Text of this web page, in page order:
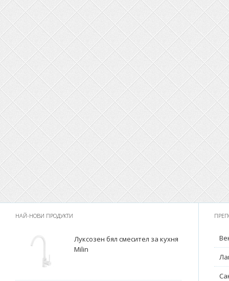
НАЙ-НОВИ ПРОДУКТИ
Луксозен бял смесител за кухня
Milin